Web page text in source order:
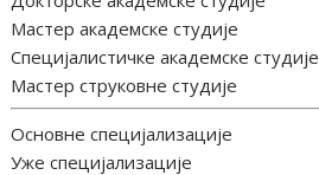
Мастер академске студије
Специјалистичке академске студије
Мастер струковне студије
Основне специјализације
Уже специјализације